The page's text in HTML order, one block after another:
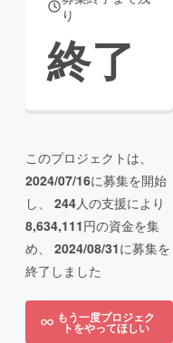
り
終了
このプロジェクトは、
2024/07/16に募集を開始
し、 244人の支援により
8,634,111円の資金を集
め、 2024/08/31に募集を
終了しました
もう一度プロジェク
トをやってほしい